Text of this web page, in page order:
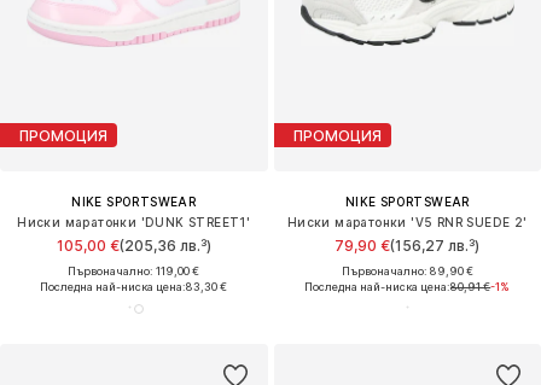
ПРОМОЦИЯ
NIKE SPORTSWEAR
Ниски маратонки 'DUNK STREET1'
105,00 €(205,36 лв.³)
Първоначално: 119,00 €
Последна най-ниска цена:83,30 €
ПРОМОЦИЯ
NIKE SPORTSWEAR
Ниски маратонки 'V5 RNR SUEDE 2'
79,90 €(156,27 лв.³)
Първоначално: 89,90 €
Последна най-ниска цена:80,91 €-1%